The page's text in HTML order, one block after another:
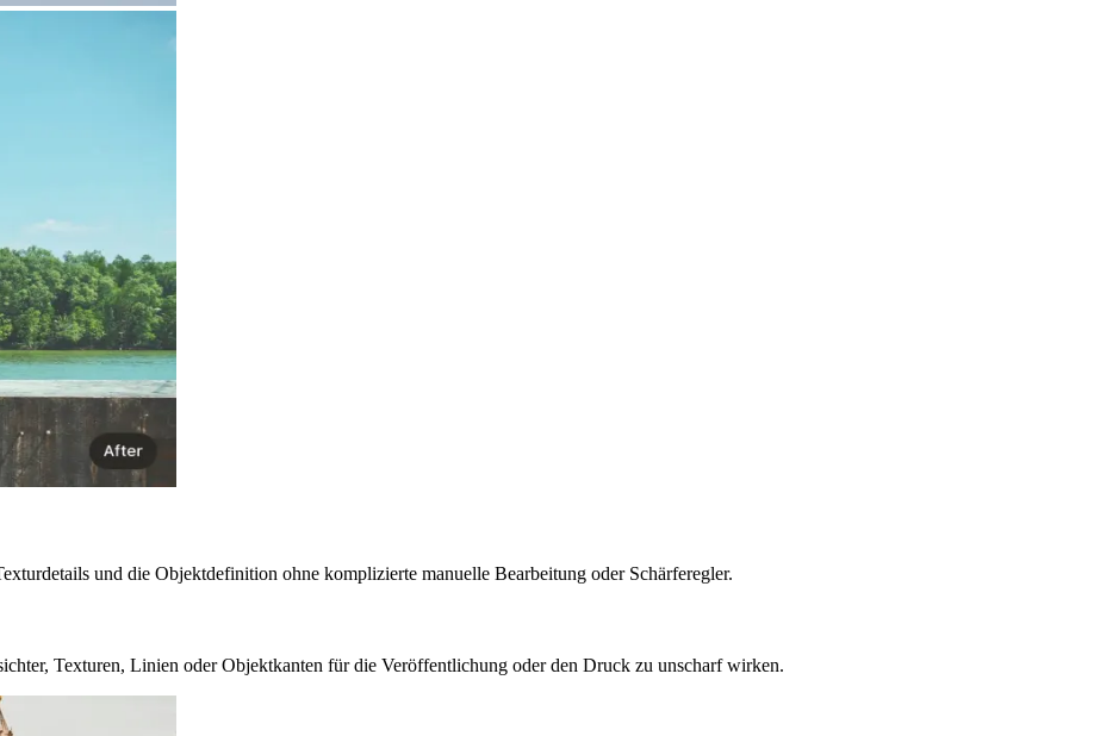
und die Objektdefinition ohne komplizierte manuelle Bearbeitung oder Schärferegler.
Texturen, Linien oder Objektkanten für die Veröffentlichung oder den Druck zu unscharf wirken.